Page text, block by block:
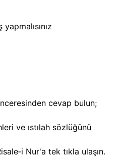
cevap bulun;
ve ıstılah sözlüğünü
Nur'a tek tıkla ulaşın.